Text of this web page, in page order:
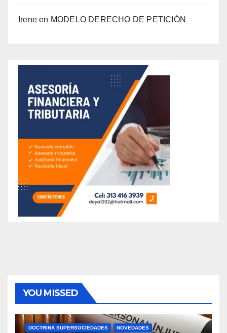
Irene en MODELO DERECHO DE PETICIÓN
YOU MISSED
DOCTRINA SUPERSOCIEDADES NOVEDADES